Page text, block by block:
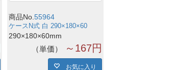
商品No.55964
ケースN式 白 290×180×60
290×180×60mm
単価 ～167円
お気に入り